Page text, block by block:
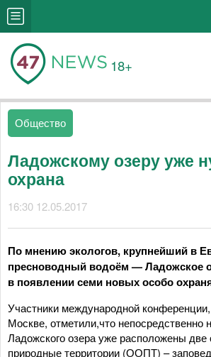
18+
Общество
Ладожскому озеру уже
охрана
16:30 12.05.2017
По мнению экологов, крупнейший в
пресноводный водоём — Ладожское
в появлении семи новых особо
Участники международной
Москве, отметили,что непосредственно
Ладожского озера уже расположены
природные территории (ООПТ) –